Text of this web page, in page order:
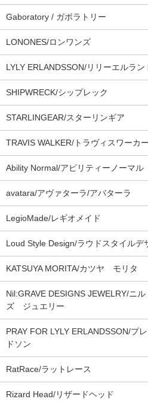
Gaboratory / ガボラトリー
LONONES/ロンワンズ
LYLY ERLANDSSON/リリーエルラン
SHIPWRECK/シップレック
STARLINGEAR/スターリンギア
TRAVIS WALKER/トラヴィスワーカー
Ability Normal/アビリティーノーマル
avatara/アヴァターラ/アバターラ
LegioMade/レギオメイド
Loud Style Design/ラウドスタイルデ
KATSUYA MORITA/カツヤ モリタ
Nil:GRAVE DESIGNS JEWELRY/ニ
ズ ジュエリー
PRAY FOR LYLY ERLANDSSON/プ
ドソン
RatRace/ラットレース
Rizard Head/リザードヘッド